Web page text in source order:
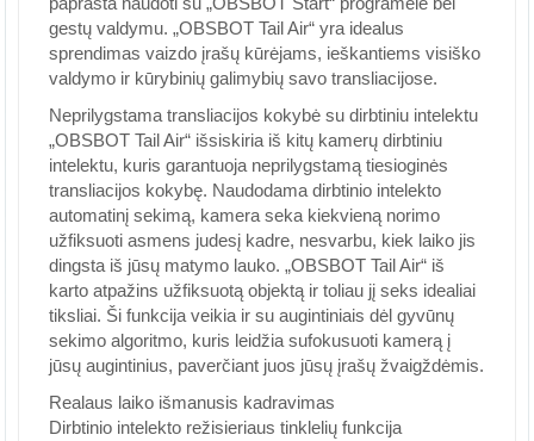
gestų valdymu. „OBSBOT Tail Air“ yra idealus
sprendimas vaizdo įrašų kūrėjams, ieškantiems visiško
valdymo ir kūrybinių galimybių savo transliacijose.
Neprilygstama transliacijos kokybė su dirbtiniu intelektu
„OBSBOT Tail Air“ išsiskiria iš kitų kamerų dirbtiniu
intelektu, kuris garantuoja neprilygstamą tiesioginės
transliacijos kokybę. Naudodama dirbtinio intelekto
automatinį sekimą, kamera seka kiekvieną norimo
užfiksuoti asmens judesį kadre, nesvarbu, kiek laiko jis
dingsta iš jūsų matymo lauko. „OBSBOT Tail Air“ iš
karto atpažins užfiksuotą objektą ir toliau jį seks idealiai
tiksliai. Ši funkcija veikia ir su augintiniais dėl gyvūnų
sekimo algoritmo, kuris leidžia sufokusuoti kamerą į
jūsų augintinius, paverčiant juos jūsų įrašų žvaigždėmis.
Realaus laiko išmanusis kadravimas
Dirbtinio intelekto režisieriaus tinklelių funkcija